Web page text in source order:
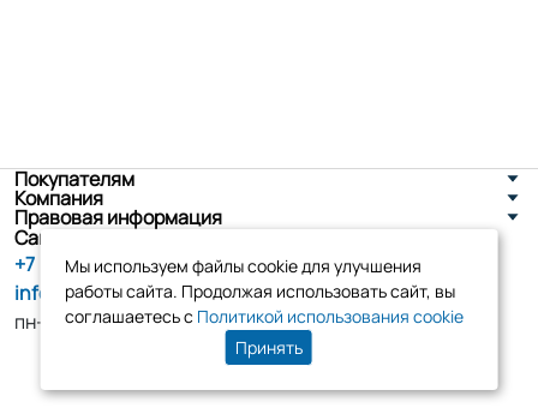
Покупателям
Компания
Правовая информация
Санкт-Петербург, ул. Новоселов д. 8
+7 (800) 555-86-90
info@tk-elko.ru
пн-пт, 10:00 - 18:00
Мы используем файлы cookie для улучшения
работы сайта. Продолжая использовать сайт, вы
соглашаетесь с Политикой использования cookie
Принять